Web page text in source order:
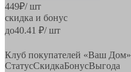
449₽/ шт
скидка и бонус
до40.41 ₽/ шт
Клуб покупателей «Ваш Дом»
СтатусСкидкаБонусВыгода